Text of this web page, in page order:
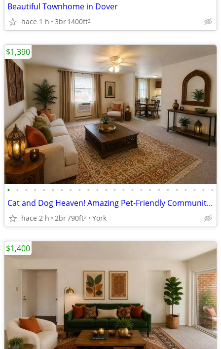
Beautiful Townhome in Dover
hace 1 h 3br1400ft2
• • • • • • • • • • • • • • • • • • • • • • • •
Cat and Dog Heaven! Amazing Pet-Friendly Community! 2 Bed / 1 Bath
hace 2 h 2br790ft2 York
$1,390
$1,400